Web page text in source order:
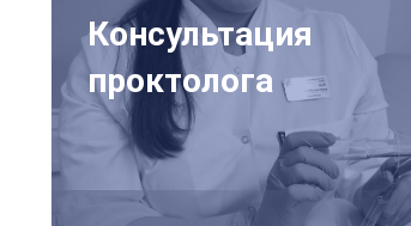
Консультация
проктолога